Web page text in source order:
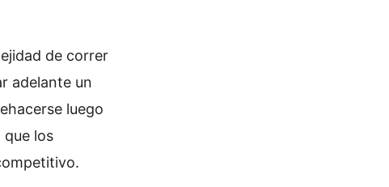
de correr
adelante un
luego
que los